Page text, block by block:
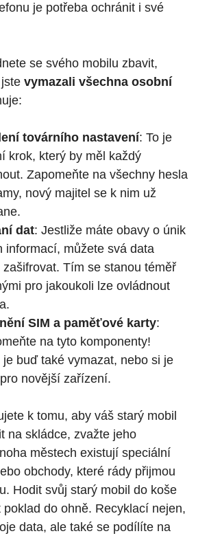
je potřeba ochránit i své
se svého mobilu zbavit,
vymazali všechna osobní
továrního nastavení: To je
krok, který by měl každý
Zapomeňte na všechny hesla
nový majitel se k nim už
dat: Jestliže máte obavy o únik
informací, můžete svá data
zašifrovat. Tím se stanou téměř
pro jakoukoli lze ovládnout
SIM a paměťové karty:
na tyto komponenty!
je buď také vymazat, nebo si je
novější zařízení.
k tomu, aby váš starý mobil
na skládce, zvažte jeho
městech existují speciální
obchody, které rády přijmou
Hodit svůj starý mobil do koše
poklad do ohně. Recyklací nejen,
data, ale také se podílíte na